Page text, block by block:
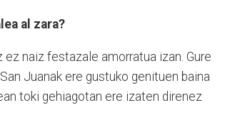
al zara?
naiz festazale amorratua izan. Gure
Juanak ere gustuko genituen baina
toki gehiagotan ere izaten direnez